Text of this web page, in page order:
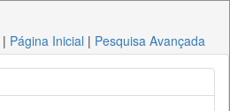
| Página Inicial | Pesquisa Avançada